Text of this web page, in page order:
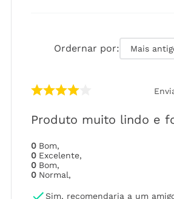
Ordernar por: Mais
Produto muito lindo e
0 Bom,
0 Excelente,
0 Bom,
0 Normal,
Sim, recomendaria a um